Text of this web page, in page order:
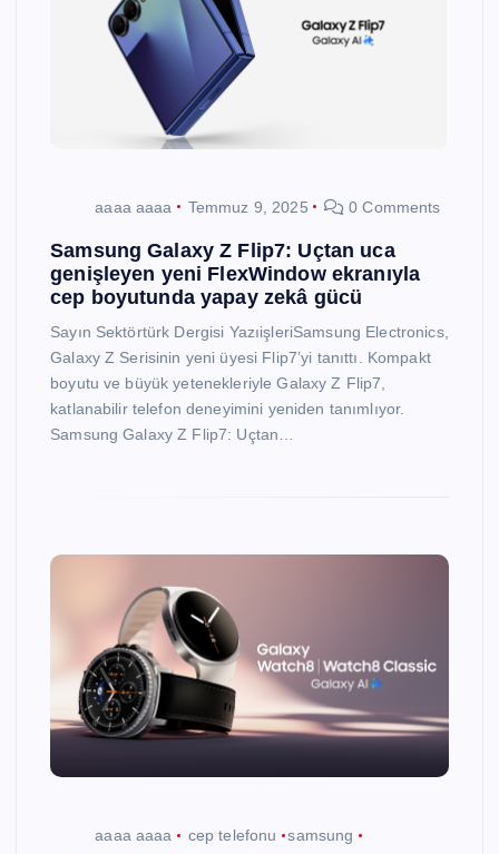
aaaa aaaa Temmuz 9, 2025 0 Comments
Samsung Galaxy Z Flip7: Uçtan uca
genişleyen yeni FlexWindow ekranıyla
cep boyutunda yapay zekâ gücü
Sayın Sektörtürk Dergisi YazıişleriSamsung Electronics,
Galaxy Z Serisinin yeni üyesi Flip7’yi tanıttı. Kompakt
boyutu ve büyük yetenekleriyle Galaxy Z Flip7,
katlanabilir telefon deneyimini yeniden tanımlıyor.
Samsung Galaxy Z Flip7: Uçtan…
aaaa aaaa cep telefonu
samsung